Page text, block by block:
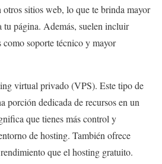
sitios web, lo que te brinda mayor
tu página. Además, suelen incluir
como soporte técnico y mayor
virtual privado (VPS). Este tipo de
porción dedicada de recursos en un
que tienes más control y
de hosting. También ofrece
que el hosting gratuito.